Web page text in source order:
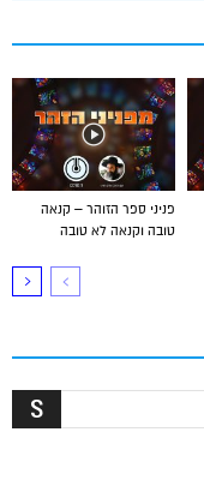
פניני ספר הזוהר – קנאה
טובה וקנאה לא טובה